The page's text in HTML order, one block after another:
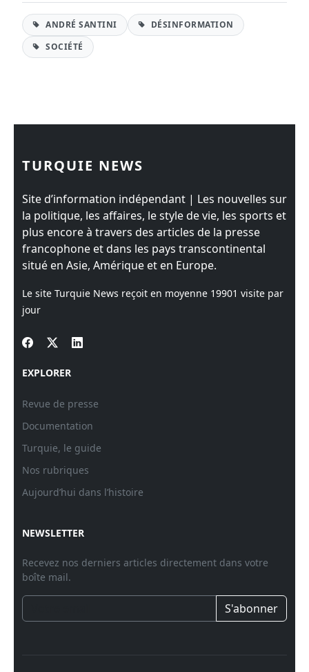
ANDRÉ SANTINI
DÉSINFORMATION
SOCIÉTÉ
TURQUIE NEWS
Site d’information indépendant | Les nouvelles sur
la politique, les affaires, le style de vie, les sports et
plus encore à travers des articles de la presse
francophone et dans les pays transcontinental
situé en Asie, Amérique et en Europe.
Le site Turquie News reçoit en moyenne 19901 visite par
jour
EXPLORER
Revue de presse
Documentation
Turquie, le guide
Nos rubriques
Aujourd’hui dans l’histoire
NEWSLETTER
Recevez nos derniers articles directement dans votre
boîte mail.
S'abonner